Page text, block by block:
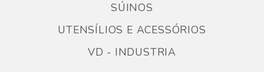
SÚINOS
UTENSÍLIOS E ACESSÓRIOS
VD - INDUSTRIA